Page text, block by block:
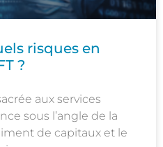
risques en
?
aux services
sous l’angle de la
de capitaux et le